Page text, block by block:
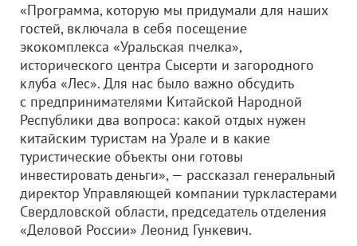
«Программа, которую мы придумали для наших
гостей, включала в себя посещение
экокомплекса «Уральская пчелка»,
исторического центра Сысерти и загородного
клуба «Лес». Для нас было важно обсудить
с предпринимателями Китайской Народной
Республики два вопроса: какой отдых нужен
китайским туристам на Урале и в какие
туристические объекты они готовы
инвестировать деньги», — рассказал генеральный
директор Управляющей компании туркластерами
Свердловской области, председатель отделения
«Деловой России» Леонид Гункевич.